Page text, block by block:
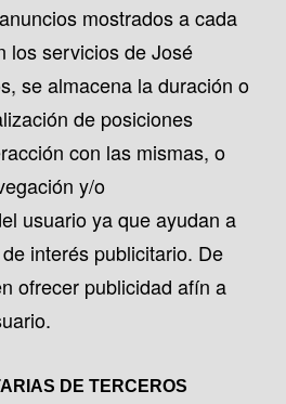
mostrados a cada
los servicios de José
se almacena la duración o
de posiciones
con las mismas, o
y/o
usuario ya que ayudan a
interés publicitario. De
ofrecer publicidad afín a
DE TERCEROS